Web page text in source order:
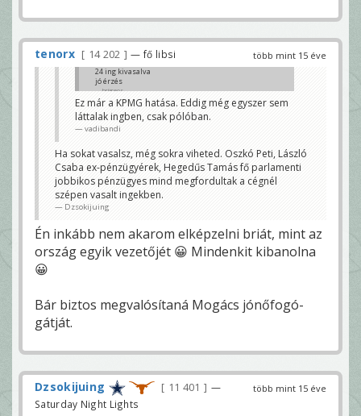
több mint 15 éve
tenorx 14 202 — fő libsi
24 ing kivasalva
jó érzés
briareos
Ez már a KPMG hatása. Eddig még egyszer sem
láttalak ingben, csak pólóban.
vadibandi
Ha sokat vasalsz, még sokra viheted. Oszkó Peti, László
Csaba ex-pénzügyérek, Hegedűs Tamás fő parlamenti
jobbikos pénzügyes mind megfordultak a cégnél
szépen vasalt ingekben.
Dzsokijuing
Én inkább nem akarom elképzelni briát, mint az
ország egyik vezetőjét 😀 Mindenkit kibanolna
😀
Bár biztos megvalósítaná Mogács jónőfogó-
gátját.
több mint 15 éve
Dzsokijuing 11 401
—
Saturday Night Lights